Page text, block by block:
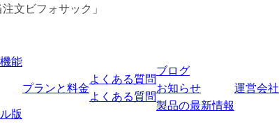
文ビフォサック」
能
版
プランと料金
よくある質問
よくある質問
ブログ
お知らせ
製品の最新情報
運営会社